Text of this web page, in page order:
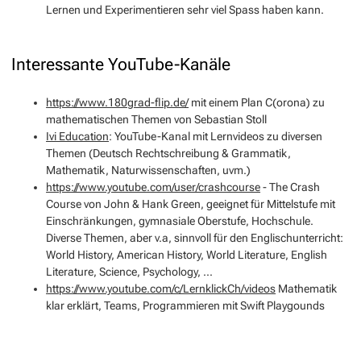
Lernen und Experimentieren sehr viel Spass haben kann.
Interessante YouTube-Kanäle
https://www.180grad-flip.de/mit einem Plan C(orona) zu
mathematischen Themen von Sebastian Stoll
Ivi Education: YouTube-Kanal mit Lernvideos zu diversen
Themen (Deutsch Rechtschreibung & Grammatik,
Mathematik, Naturwissenschaften, uvm.)
https://www.youtube.com/user/crashcourse- The Crash
Course von John & Hank Green, geeignet für Mittelstufe mit
Einschränkungen, gymnasiale Oberstufe, Hochschule.
Diverse Themen, aber v.a, sinnvoll für den Englischunterricht:
World History, American History, World Literature, English
Literature, Science, Psychology, ...
https://www.youtube.com/c/LernklickCh/videos Mathematik
klar erklärt, Teams, Programmieren mit Swift Playgounds